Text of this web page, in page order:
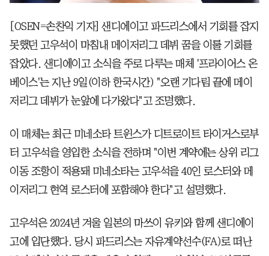
[OSEN=손찬익 기자] 샌디에이고 파드리스에서 기회를 잡지
못했던 고우석이 마침내 메이저리그 데뷔 꿈을 이룰 기회를
잡았다. 샌디에이고 소식을 주로 다루는 매체 '프라이어스 온
베이스'는 지난 9일(이하 한국시간) "오랜 기다림 끝에 메이
저리그 데뷔가 눈앞에 다가왔다"고 조명했다.
이 매체는 최근 미네소타 트윈스가 디트로이트 타이거스로부
터 고우석을 영입한 소식을 전하며 "이번 계약에는 상위 리그
이동 조항이 적용돼 미네소타는 고우석을 40인 로스터와 메
이저리그 현역 로스터에 포함해야 한다"고 설명했다.
고우석은 2024년 겨울 일본의 마쓰이 유키와 함께 샌디에이
고에 입단했다. 당시 파드리스는 자유계약선수(FA)로 떠난